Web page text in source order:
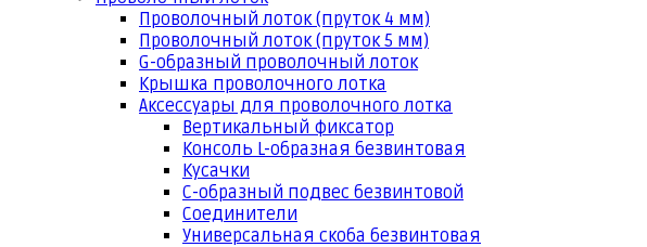
Проволочный лоток (пруток 4 мм)
Проволочный лоток (пруток 5 мм)
G-образный проволочный лоток
Крышка проволочного лотка
Аксессуары для проволочного лотка
Вертикальный фиксатор
Консоль L-образная безвинтовая
Кусачки
С-образный подвес безвинтовой
Соединители
Универсальная скоба безвинтовая